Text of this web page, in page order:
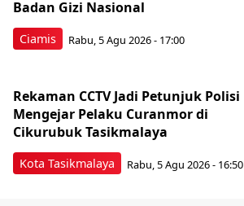
Ciamis
Badan Gizi Nasional
Rabu, 5 Agu 2026 - 17:00
Kota Tasikmalaya
Rekaman CCTV Jadi Petunjuk Polisi
Mengejar Pelaku Curanmor di
Cikurubuk Tasikmalaya
Rabu, 5 Agu 2026 - 16:50